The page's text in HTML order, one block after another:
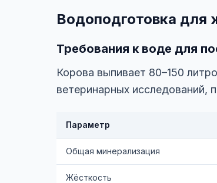
Водоподготовка для
Требования к воде для
Корова выпивает 80–150
ветеринарных исследований,
Параметр
Общая минерализация
Жёсткость